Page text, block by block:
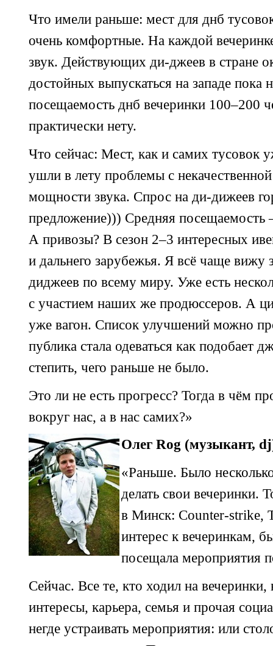
Что имели раньше: мест для днб
очень комфортные. На каждой
звук. Действующих ди-джеев в стране
достойных выпускаться на западе пока
посещаемость днб вечеринки 100–200
практически нету.
Что сейчас: Мест, как и самих тусовок
ушли в лету проблемы с
мощности звука. Спрос на ди-дижеев
предложение))) Средняя посещаемость
А привозы? В сезон 2–3 интересных
и дальнего зарубежья. Я всё чаще вижу
диджеев по всему миру. Уже есть
с участием наших же продюссеров. А
уже вагон. Список улучшений можно
публика стала одеваться как подобает
степить, чего раньше не было.
Это ли не есть прогресс? Тогда в чём
вокруг нас, а в нас самих?»
Олег Rog (музыкант,
«Раньше. Было
делать свои вечеринки.
в Минск: Counter-strike,
интерес к вечеринкам,
посещала мероприятия
Сейчас. Все те, кто ходил на
интересы, карьера, семья и прочая
негде устраивать мероприятия: или